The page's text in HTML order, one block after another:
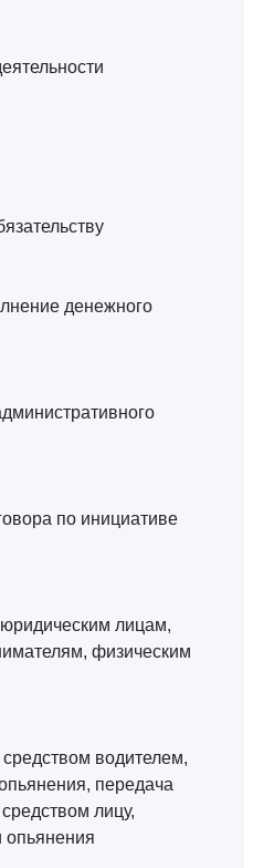
денежного
по инициативе
лицам,
физическим
водителем,
передача
лицу,
опьянения